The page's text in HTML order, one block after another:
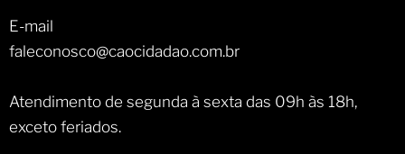
E-mail
faleconosco@caocidadao.com.br
Atendimento de segunda à sexta das 09h às 18h,
exceto feriados.